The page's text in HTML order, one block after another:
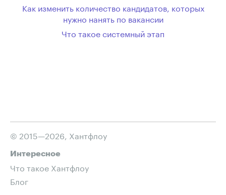
Как изменить количество кандидатов, которых
нужно нанять по вакансии
Что такое системный этап
© 2015—2026, Хантфлоу
Интересное
Что такое Хантфлоу
Блог